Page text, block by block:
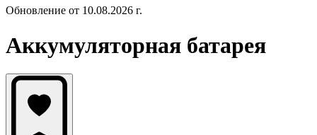
Обновление от 10.08.2026 г.
Аккумуляторная батарея